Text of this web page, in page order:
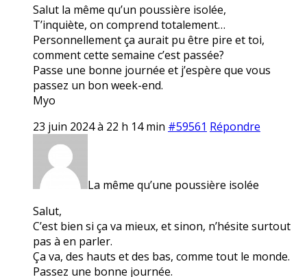
Salut la même qu’un poussière isolée,
T’inquiète, on comprend totalement…
Personnellement ça aurait pu être pire et toi,
comment cette semaine c’est passée?
Passe une bonne journée et j’espère que vous
passez un bon week-end.
Myo
23 juin 2024 à 22 h 14 min #59561 Répondre
La même qu’une poussière isolée
Salut,
C’est bien si ça va mieux, et sinon, n’hésite surtout
pas à en parler.
Ça va, des hauts et des bas, comme tout le monde.
Passez une bonne journée.